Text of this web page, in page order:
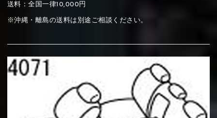
④Brown ⑤Dark Brown ⑥Yellow
サブ生地は下記16種類からご選択ください。
①Beige
赤く塗られている場所を選択
刺繍は下記21種類からご選択ください。
ください
刺繍は下記21種類からご選択ください。
ください
刺繍は下記21種類からご選択ください。
送料：全国一律10,000円
※沖縄・離島の送料は別途ご相談ください。